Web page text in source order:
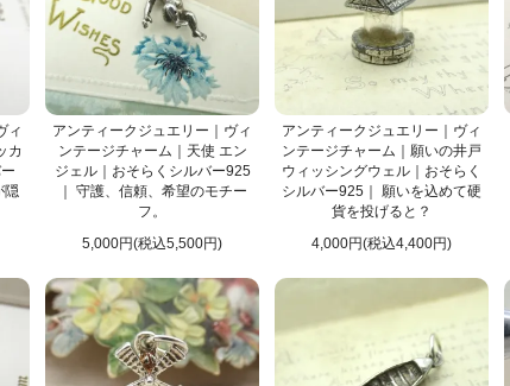
ィ
カ
隠
アンティークジュエリー｜ヴィ
ンテージチャーム｜天使 エン
ジェル｜おそらくシルバー925
｜ 守護、信頼、希望のモチー
フ。
5,000円(税込5,500円)
アンティークジュエリー｜ヴィ
ンテージチャーム｜願いの井戸
ウィッシングウェル｜おそらく
シルバー925｜ 願いを込めて硬
貨を投げると？
4,000円(税込4,400円)